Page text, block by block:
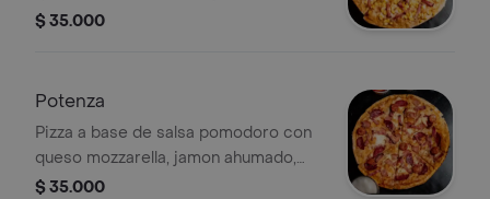
ahumada.
$ 35.000
Potenza
Pizza a base de salsa pomodoro con
queso mozzarella, jamon ahumado,
salami, pepperoni, chorizo campesino
$ 35.000